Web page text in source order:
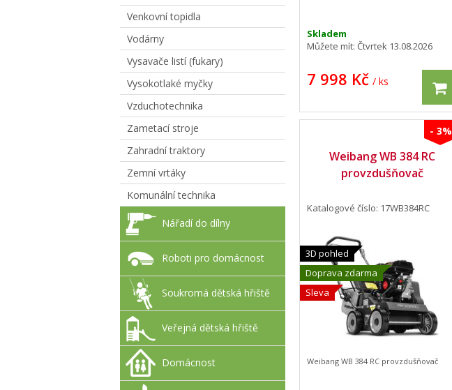
Skladem
Můžete mít: Čtvrtek 13.08.2026
7 998 Kč / ks
Weibang WB 384 RC
provzdušňovač
3D pohled
Doprava zdarma
Sleva
- 3%
Katalogové číslo: 17WB384RC
Weibang WB 384 RC provzdušňovač
Venkovní topidla
Vodárny
Vysavače listí (fukary)
Vysokotlaké myčky
Vzduchotechnika
Zametací stroje
Zahradní traktory
Zemní vrtáky
Komunální technika
Nářadí do dílny
Roboti pro domácnost
Soukromá dětská hřiště
Veřejná dětská hřiště
Domácnost